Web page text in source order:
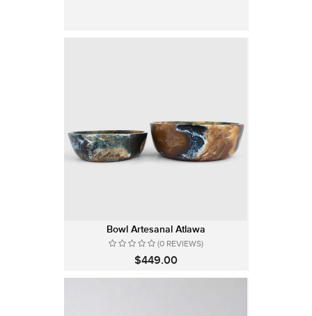
Bowl Artesanal Atlawa
(0 REVIEWS)
$449.00